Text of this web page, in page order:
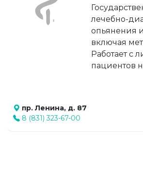
лечебно-
опьянения
включая
Работает с
пациентов
пр. Ленина, д. 87
8 (831) 323-67-00